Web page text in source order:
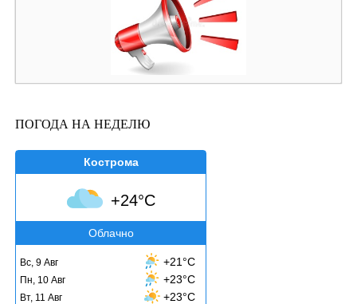
ПОГОДА НА НЕДЕЛЮ
Кострома
+24°C
Облачно
Вс, 9 Авг +21°C
Пн, 10 Авг +23°C
Вт, 11 Авг +23°C